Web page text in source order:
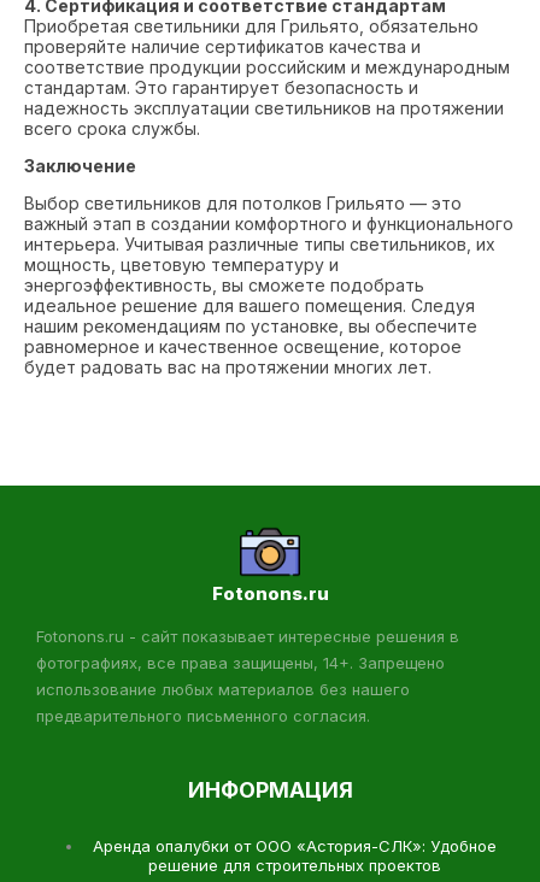
4. Сертификация и соответствие стандартам
Приобретая светильники для Грильято, обязательно
проверяйте наличие сертификатов качества и
соответствие продукции российским и международным
стандартам. Это гарантирует безопасность и
надежность эксплуатации светильников на протяжении
всего срока службы.
Заключение
Выбор светильников для потолков Грильято — это
важный этап в создании комфортного и функционального
интерьера. Учитывая различные типы светильников, их
мощность, цветовую температуру и
энергоэффективность, вы сможете подобрать
идеальное решение для вашего помещения. Следуя
нашим рекомендациям по установке, вы обеспечите
равномерное и качественное освещение, которое
будет радовать вас на протяжении многих лет.
Fotonons.ru
Fotonons.ru - сайт показывает интересные решения в
фотографиях, все права защищены, 14+. Запрещено
использование любых материалов без нашего
предварительного письменного согласия.
ИНФОРМАЦИЯ
Аренда опалубки от ООО «Астория-СЛК»: Удобное
решение для строительных проектов